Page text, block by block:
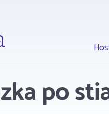
po